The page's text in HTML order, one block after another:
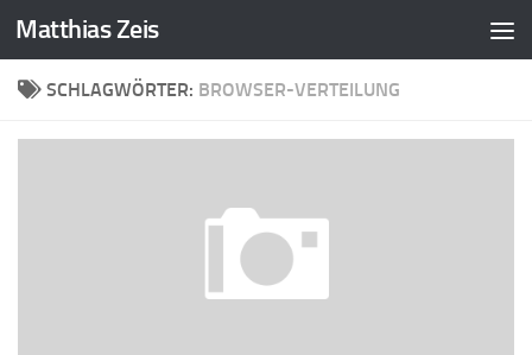
Zum Inhalt springen
Matthias Zeis
SCHLAGWÖRTER: BROWSER-VERTEILUNG